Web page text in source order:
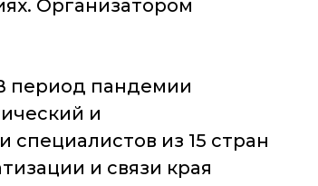
Организатором
период пандемии
и
из 15 стран
и связи края